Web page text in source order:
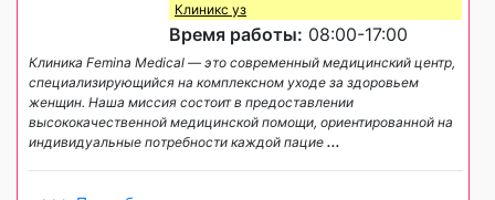
Клиникс уз
Время работы: 08:00-17:00
Клиника Femina Medical — это современный медицинский центр,
специализирующийся на комплексном уходе за здоровьем
женщин. Наша миссия состоит в предоставлении
высококачественной медицинской помощи, ориентированной на
индивидуальные потребности каждой пацие ...